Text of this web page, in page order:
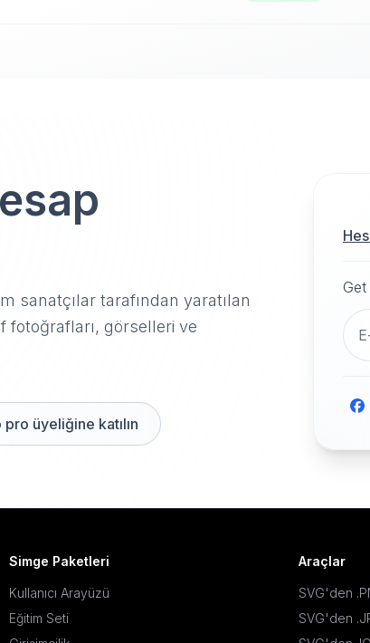
sanatçılar tarafından yaratılan
fotoğrafları, görselleri ve
üyeliğine katılın
Simge Paketleri
Kullanıcı Arayüzü
Eğitim Seti
Araçlar
SVG'den
SVG'den